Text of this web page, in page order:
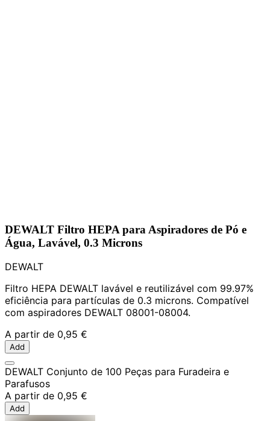
DEWALT Filtro HEPA para Aspiradores de Pó e
Água, Lavável, 0.3 Microns
DEWALT
Filtro HEPA DEWALT lavável e reutilizável com 99.97%
eficiência para partículas de 0.3 microns. Compatível
com aspiradores DEWALT 08001-08004.
A partir de 0,95 €
Add
DEWALT Conjunto de 100 Peças para Furadeira e
Parafusos
A partir de 0,95 €
Add